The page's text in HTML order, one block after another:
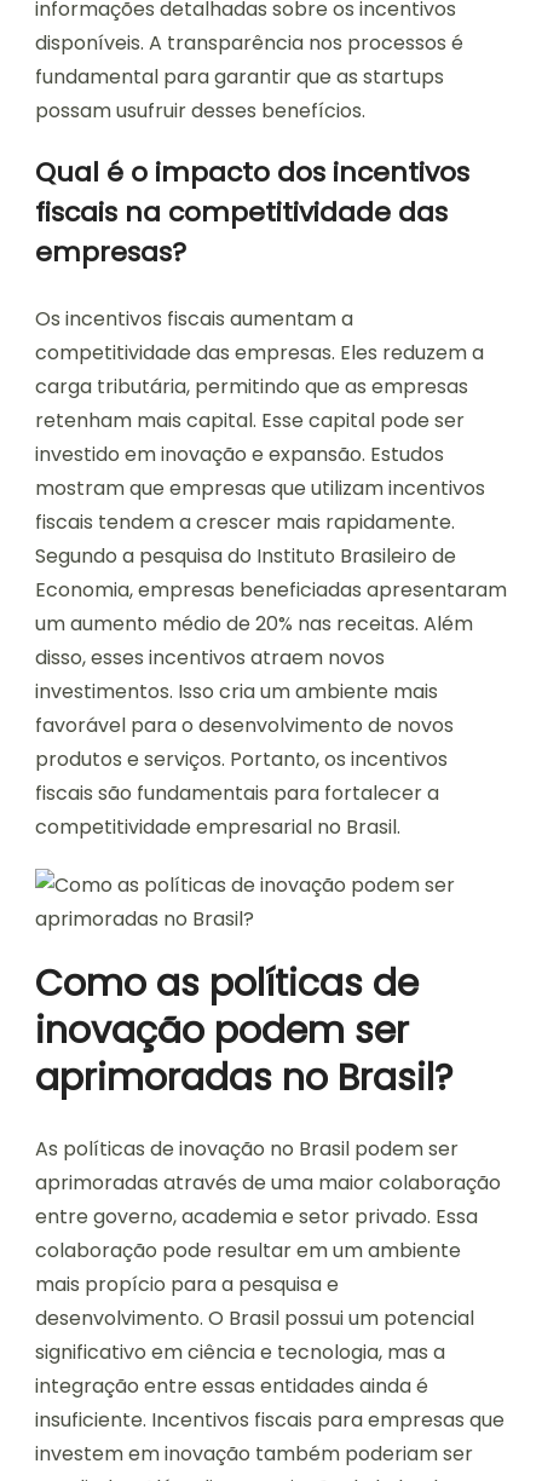
informações detalhadas sobre os incentivos
disponíveis. A transparência nos processos é
fundamental para garantir que as startups
possam usufruir desses benefícios.
Qual é o impacto dos incentivos
fiscais na competitividade das
empresas?
Os incentivos fiscais aumentam a
competitividade das empresas. Eles reduzem a
carga tributária, permitindo que as empresas
retenham mais capital. Esse capital pode ser
investido em inovação e expansão. Estudos
mostram que empresas que utilizam incentivos
fiscais tendem a crescer mais rapidamente.
Segundo a pesquisa do Instituto Brasileiro de
Economia, empresas beneficiadas apresentaram
um aumento médio de 20% nas receitas. Além
disso, esses incentivos atraem novos
investimentos. Isso cria um ambiente mais
favorável para o desenvolvimento de novos
produtos e serviços. Portanto, os incentivos
fiscais são fundamentais para fortalecer a
competitividade empresarial no Brasil.
Como as políticas de
inovação podem ser
aprimoradas no Brasil?
As políticas de inovação no Brasil podem ser
aprimoradas através de uma maior colaboração
entre governo, academia e setor privado. Essa
colaboração pode resultar em um ambiente
mais propício para a pesquisa e
desenvolvimento. O Brasil possui um potencial
significativo em ciência e tecnologia, mas a
integração entre essas entidades ainda é
insuficiente. Incentivos fiscais para empresas que
investem em inovação também poderiam ser